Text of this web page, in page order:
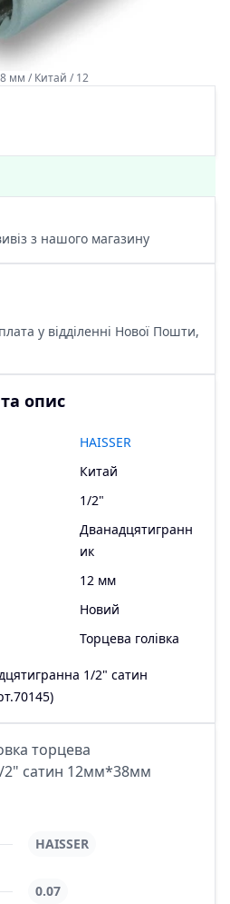
мм / Китай / 12
з нашого магазину
у відділенні Нової Пошти,
опис
HAISSER
Китай
1/2"
Дванадцятигранн
ик
12 мм
Новий
Торцева голівка
1/2" сатин
торцева
2" сатин 12мм*38мм
HAISSER
0.07